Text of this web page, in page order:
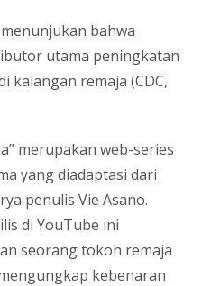
bahwa
utama peningkatan
kalangan remaja (CDC,
merupakan web-series
yang diadaptasi dari
penulis Vie Asano.
di YouTube ini
seorang tokoh remaja
kebenaran